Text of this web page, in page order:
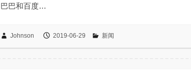
巴巴和百度…
Johnson 2019-06-29 新闻